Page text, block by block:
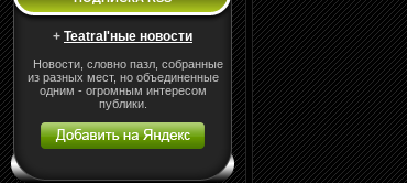
+ Teatral'ные новости
Новости, словно пазл, собранные
из разных мест, но объединенные
одним - огромным интересом
публики.